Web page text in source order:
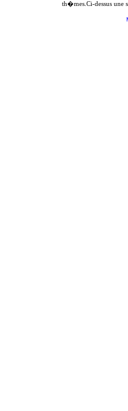
th�mes.Ci-dessus